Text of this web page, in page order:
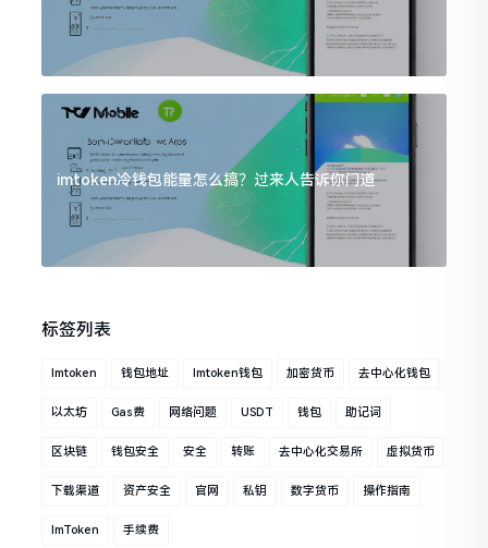
imtoken冷钱包能量怎么搞？过来人告诉你门道
标签列表
Imtoken 钱包地址 Imtoken钱包 加密货币 去中心化钱包
以太坊 Gas费 网络问题 USDT 钱包 助记词
区块链 钱包安全 安全 转账 去中心化交易所 虚拟货币
下载渠道 资产安全 官网 私钥 数字货币 操作指南
ImToken 手续费